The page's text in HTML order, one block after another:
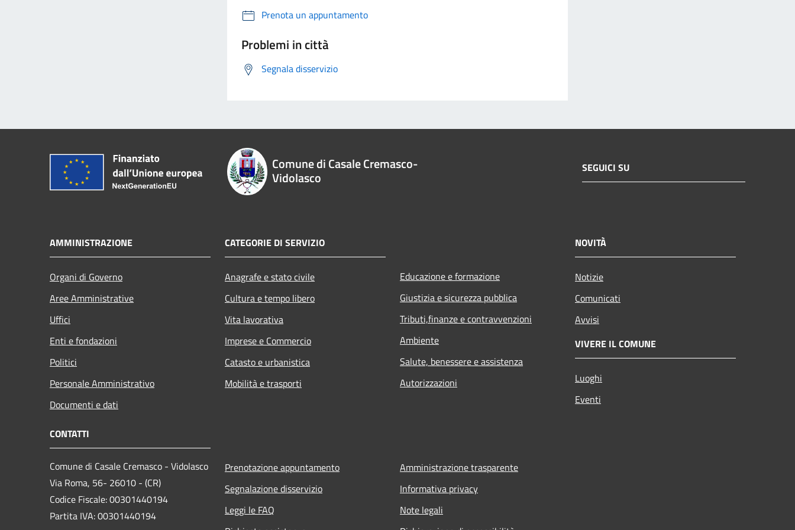
Prenota un appuntamento
Problemi in città
Segnala disservizio
Comune di Casale Cremasco-
Vidolasco
SEGUICI SU
AMMINISTRAZIONE
Organi di Governo
Aree Amministrative
Uffici
Enti e fondazioni
Politici
Personale Amministrativo
Documenti e dati
CATEGORIE DI SERVIZIO
Anagrafe e stato civile
Cultura e tempo libero
Vita lavorativa
Imprese e Commercio
Catasto e urbanistica
Mobilità e trasporti
Educazione e formazione
Giustizia e sicurezza pubblica
Tributi,finanze e contravvenzioni
Ambiente
Salute, benessere e assistenza
Autorizzazioni
NOVITÀ
Notizie
Comunicati
Avvisi
VIVERE IL COMUNE
Luoghi
Eventi
CONTATTI
Comune di Casale Cremasco - Vidolasco
Via Roma, 56- 26010 - (CR)
Codice Fiscale: 00301440194
Partita IVA: 00301440194
Prenotazione appuntamento
Segnalazione disservizio
Leggi le FAQ
Amministrazione trasparente
Informativa privacy
Note legali